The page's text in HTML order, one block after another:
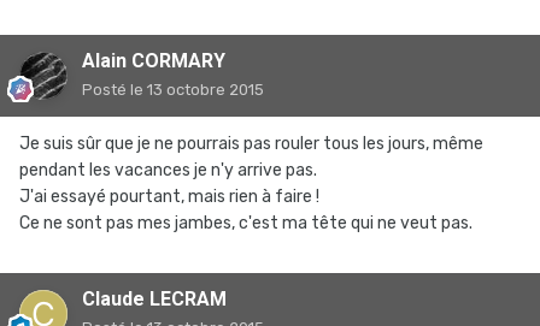
Alain CORMARY
Posté le 13 octobre 2015
Je suis sûr que je ne pourrais pas rouler tous les jours, même
pendant les vacances je n'y arrive pas.
J'ai essayé pourtant, mais rien à faire !
Ce ne sont pas mes jambes, c'est ma tête qui ne veut pas.
Claude LECRAM